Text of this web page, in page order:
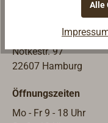
ung genutzt
hinaus im
Bereich des
Seakayaking
kleinen Anlagen
arbeiten nach
Ladengeschäft &
TOPLICHT GmbH
Notkestr. 97
22607 Hamburg
Öffnungszeiten
Mo - Fr 9 - 18 Uhr
Alle